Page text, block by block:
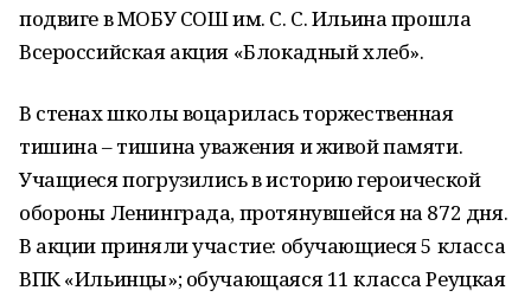
подвиге в МОБУ СОШ им. С. С. Ильина прошла
Всероссийская акция «Блокадный хлеб».
В стенах школы воцарилась торжественная
тишина – тишина уважения и живой памяти.
Учащиеся погрузились в историю героической
обороны Ленинграда, протянувшейся на 872 дня.
В акции приняли участие: обучающиеся 5 класса
ВПК «Ильинцы»; обучающаяся 11 класса Реуцкая